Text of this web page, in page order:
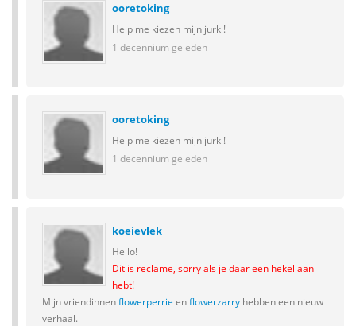
ooretoking
Help me kiezen mijn jurk !
1 decennium geleden
ooretoking
Help me kiezen mijn jurk !
1 decennium geleden
koeievlek
Hello!
Dit is reclame, sorry als je daar een hekel aan
hebt!
Mijn vriendinnenflowerperrie enflowerzarry hebben een nieuw
verhaal.